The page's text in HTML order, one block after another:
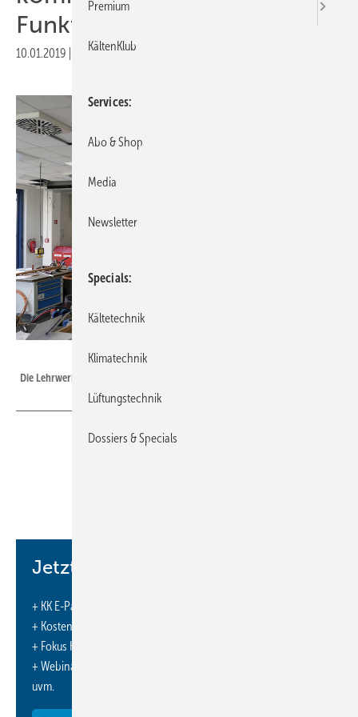
Funktionsschuhe
10.01.2019 Veröffentlicht in
Die Lehrwerkstatt im Beruflichen Zentrum in Leonberg.
Wahrscheinlichkeit aus Baden-Württemberg und hat seine
überbetriebliche Lehrunterweisung zum Kältemechatroniker für
Kältetechnik an der Bundesfachschule Kälte-Klima-Technik im
Beruflichen Schulzentrum in Leonberg absolviert. Oder einen der dort
ebenfalls angebotenen Meisterkurse. Der allgegenwärtige und
Jetzt weiterlesen und profitieren.
+ KK E-Paper-Ausgabe – jeden Monat neu
+ Kostenfreien Zugang zu unserem Online-Archiv
+ Fokus KK: Sonderhefte (PDF)
+ Webinare und Veranstaltungen mit Rabatten
uvm.
Premium
KältenKlub
Services
Abo & Shop
Media
Newsletter
Specials
Kältetechnik
Klimatechnik
Lüftungstechnik
Dossiers & Specials